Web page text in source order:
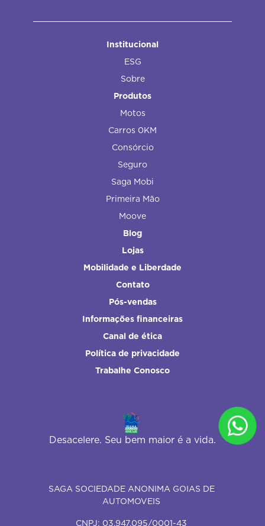
Institucional
ESG
Sobre
Produtos
Motos
Carros 0KM
Consórcio
Seguro
Saga Mobi
Primeira Mão
Moove
Blog
Lojas
Mobilidade e Liberdade
Contato
Pós-vendas
Informações financeiras
Canal de ética
Política de privacidade
Trabalhe Conosco
Desacelere. Seu bem maior é a vida.
SAGA SOCIEDADE ANONIMA GOIAS DE
AUTOMOVEIS
CNPJ: 03.947.095/0001-43